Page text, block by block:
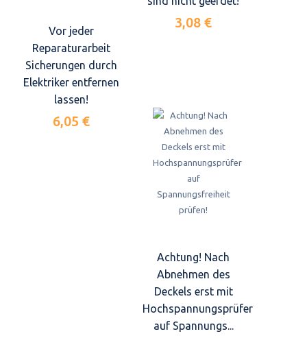
Vor jeder
Reparaturarbeit
Sicherungen durch
Elektriker entfernen
lassen!
6,05 €
3,08 €
Achtung! Nach
Abnehmen des
Deckels erst mit
Hochspannungsprüfer
auf Spannungs...